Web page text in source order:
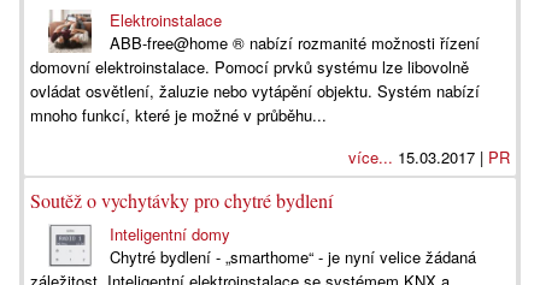
Elektroinstalace
ABB-free@home ® nabízí rozmanité možnosti řízení
domovní elektroinstalace. Pomocí prvků systému lze libovolně
ovládat osvětlení, žaluzie nebo vytápění objektu. Systém nabízí
mnoho funkcí, které je možné v průběhu...
více... 15.03.2017 | PR
Soutěž o vychytávky pro chytré bydlení
Inteligentní domy
Chytré bydlení - „smarthome“ - je nyní velice žádaná